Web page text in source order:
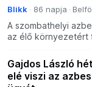
Blikk 86 napja
A szombathelyi
az élő környezetért
Gajdos László
elé viszi az